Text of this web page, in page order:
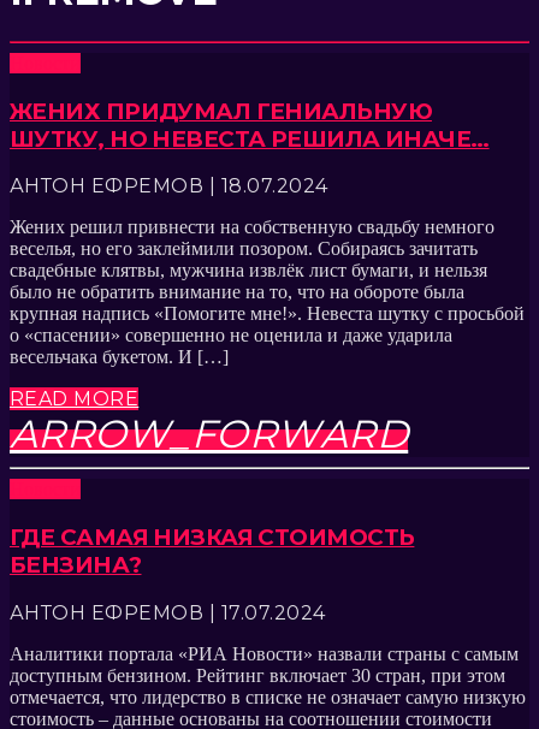
ЖЕНИХ ПРИДУМАЛ ГЕНИАЛЬНУЮ
ШУТКУ, НО НЕВЕСТА РЕШИЛА ИНАЧЕ…
АНТОН ЕФРЕМОВ | 18.07.2024
Жених решил привнести на собственную свадьбу немного
веселья, но его заклеймили позором. Собираясь зачитать
свадебные клятвы, мужчина извлёк лист бумаги, и нельзя
было не обратить внимание на то, что на обороте была
крупная надпись «Помогите мне!». Невеста шутку с просьбой
о «спасении» совершенно не оценила и даже ударила
весельчака букетом. И […]
READ MORE
ARROW_FORWARD
ГДЕ САМАЯ НИЗКАЯ СТОИМОСТЬ
БЕНЗИНА?
АНТОН ЕФРЕМОВ | 17.07.2024
Аналитики портала «РИА Новости» назвали страны с самым
доступным бензином. Рейтинг включает 30 стран, при этом
отмечается, что лидерство в списке не означает самую низкую
стоимость – данные основаны на соотношении стоимости